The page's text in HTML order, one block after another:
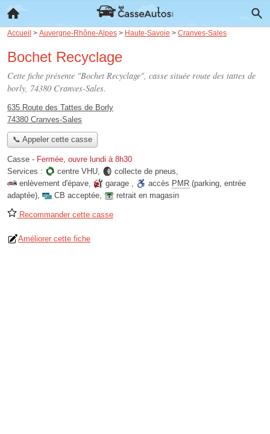
Accueil > Auvergne-Rhône-Alpes > Haute-Savoie > Cranves-Sales
Bochet Recyclage
Cette fiche présente "Bochet Recyclage", casse située route des tattes de
borly, 74380 Cranves-Sales.
635 Route des Tattes de Borly
74380 Cranves-Sales
📞 Appeler cette casse
Casse - Fermée, ouvre lundi à 8h30
Services :
centre VHU, collecte de pneus,
enlèvement d'épave, garage , accès PMR (parking, entrée
adaptée), CB acceptée, retrait en magasin
Recommander cette casse
Améliorer cette fiche